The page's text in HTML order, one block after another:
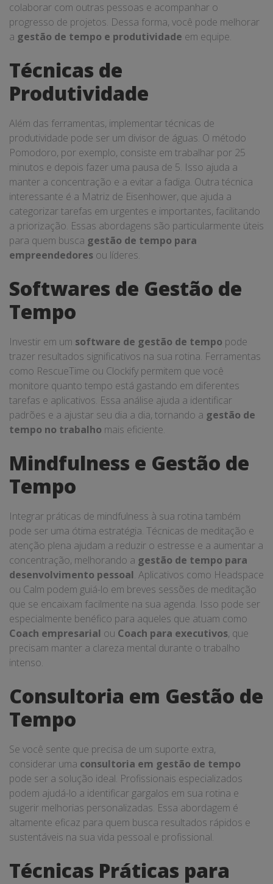
colaborar com outras pessoas e acompanhar o
progresso de projetos. Dessa forma, você pode melhorar
a gestão de tempo e produtividade em equipe.
Técnicas de
Produtividade
Além das ferramentas, implementar técnicas de
produtividade pode ser um divisor de águas. O método
Pomodoro, por exemplo, consiste em trabalhar por 25
minutos e depois fazer uma pausa de 5. Isso ajuda a
manter a concentração e a evitar a fadiga. Outra técnica
interessante é a Matriz de Eisenhower, que ajuda a
categorizar tarefas em urgentes e importantes, facilitando
a priorização. Essas abordagens são particularmente úteis
para quem busca gestão de tempo para
empreendedores ou líderes.
Softwares de Gestão de
Tempo
Investir em um software de gestão de tempo pode
trazer resultados significativos na sua rotina. Ferramentas
como RescueTime ou Clockify permitem que você
monitore quanto tempo está gastando em diferentes
tarefas e aplicativos. Essa análise ajuda a identificar
padrões e a ajustar seu dia a dia, tornando a gestão de
tempo no trabalho mais eficiente.
Mindfulness e Gestão de
Tempo
Integrar práticas de mindfulness à sua rotina também
pode ser uma ótima estratégia. Técnicas de meditação e
atenção plena ajudam a reduzir o estresse e a aumentar a
concentração, melhorando a gestão de tempo para
desenvolvimento pessoal. Aplicativos como Headspace
ou Calm podem guiá-lo em breves sessões de meditação
que se encaixam facilmente na sua agenda. Isso pode ser
especialmente benéfico para aqueles que atuam como
Coach empresarial ou Coach para executivos, que
precisam manter a clareza mental durante o trabalho
intenso.
Consultoria em Gestão de
Tempo
Se você sente que precisa de um suporte extra,
considerar uma consultoria em gestão de tempo
pode ser a solução ideal. Profissionais especializados
podem ajudá-lo a identificar gargalos em sua rotina e
sugerir melhorias personalizadas. Essa abordagem é
altamente eficaz para quem busca resultados rápidos e
sustentáveis na sua vida pessoal e profissional.
Técnicas Práticas para